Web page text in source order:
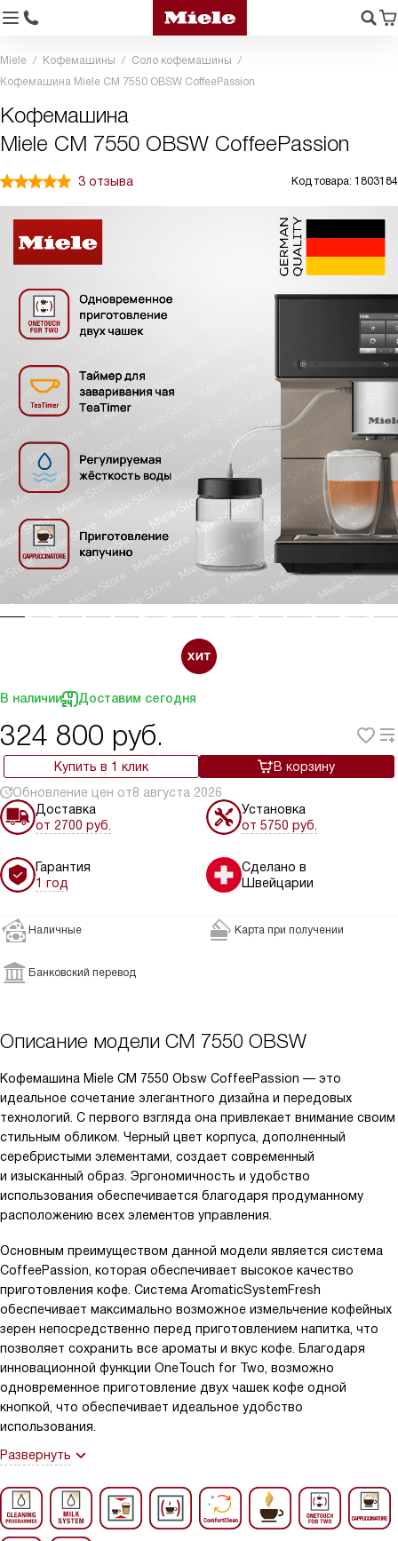
Miele Кофемашины
Соло кофемашины
Кофемашина Miele CM 7550 OBSW CoffeePassion
Кофемашина
Miele CM 7550 OBSW CoffeePassion
3 отзыва Код товара: 1803184
В наличии Доставим сегодня
324 800 руб.
Купить в 1 клик
В корзину
Обновление цен от8 августа 2026
Доставка
от 2700 руб.
Установка
от 5750 руб.
Гарантия
1 год
Сделано в
Швейцарии
Наличные Карта при получении
Банковский перевод
Описание модели CM 7550 OBSW
Кофемашина Miele CM 7550 Obsw CoffeePassion — это
идеальное сочетание элегантного дизайна и передовых
технологий. С первого взгляда она привлекает внимание своим
стильным обликом. Черный цвет корпуса, дополненный
серебристыми элементами, создает современный
и изысканный образ. Эргономичность и удобство
использования обеспечивается благодаря продуманному
расположению всех элементов управления.
Основным преимуществом данной модели является система
CoffeePassion, которая обеспечивает высокое качество
приготовления кофе. Система AromaticSystemFresh
обеспечивает максимально возможное измельчение кофейных
зерен непосредственно перед приготовлением напитка, что
позволяет сохранить все ароматы и вкус кофе. Благодаря
инновационной функции OneTouch for Two, возможно
одновременное приготовление двух чашек кофе одной
кнопкой, что обеспечивает идеальное удобство
использования.
Развернуть